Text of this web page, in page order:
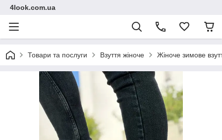
4look.com.ua
Товари та послуги Взуття жіноче Жіноче зимове